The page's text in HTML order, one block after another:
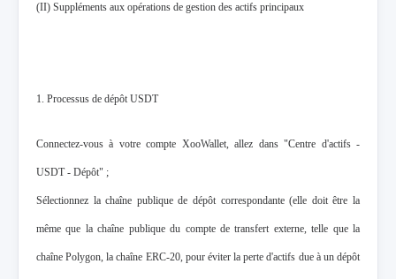
(II) Suppléments aux opérations de gestion des actifs principaux
1. Processus de dépôt USDT
Connectez-vous à votre compte XooWallet, allez dans "Centre d'actifs -
USDT - Dépôt" ;
Sélectionnez la chaîne publique de dépôt correspondante (elle doit être la
même que la chaîne publique du compte de transfert externe, telle que la
chaîne Polygon, la chaîne ERC-20, pour éviter la perte d'actifs due à un dépôt